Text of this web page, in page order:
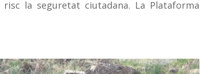
la seguretat ciutadana. La Plataforma